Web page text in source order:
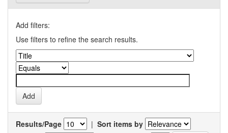
Add filters:
Use filters to refine the search results.
Results/Page | Sort items by